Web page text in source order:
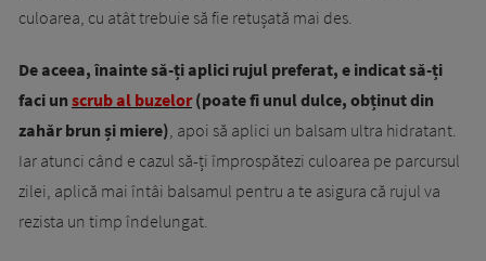
culoarea, cu atât trebuie să fie retușată mai des.
De aceea, înainte să-ți aplici rujul preferat, e indicat să-ți
faci un scrub al buzelor(poate fi unul dulce, obținut din
zahăr brun și miere), apoi să aplici un balsam ultra hidratant.
Iar atunci când e cazul să-ți împrospătezi culoarea pe parcursul
zilei, aplică mai întâi balsamul pentru a te asigura că rujul va
rezista un timp îndelungat.